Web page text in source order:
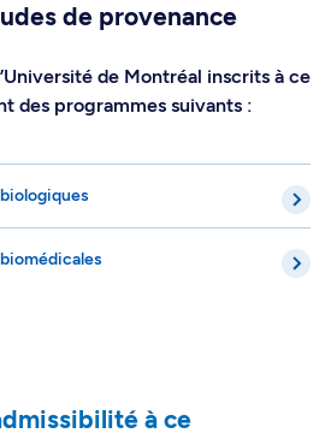
de provenance
de Montréal inscrits à ce
des programmes suivants :
à ce